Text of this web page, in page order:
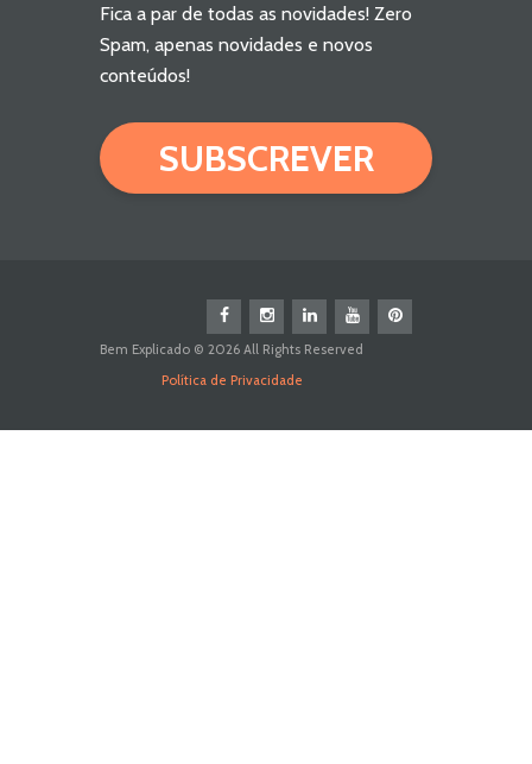
Fica a par de todas as novidades! Zero
Spam, apenas novidades e novos
conteúdos!
SUBSCREVER
Bem Explicado © 2026 All Rights Reserved
Política de Privacidade